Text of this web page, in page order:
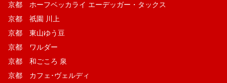
京都 ホーフベッカライ エーデッガー・タックス
京都 祇園 川上
京都 東山ゆう豆
京都 ワルダー
京都 和ごころ 泉
京都 カフェ･ヴェルディ